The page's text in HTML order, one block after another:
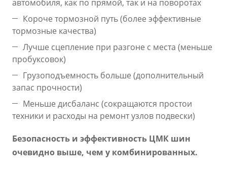
автомобиля, как по прямой, так и на поворотах
Короче тормозной путь (более эффективные
тормозные качества)
Лучше сцепление при разгоне с места (меньше
пробуксовок)
Грузоподъемность больше (дополнительный
запас прочности)
Меньше дисбаланс (сокращаются простои
техники и расходы на ремонт узлов подвески)
Безопасность и эффективность ЦМК шин
очевидно выше, чем у комбинированных.